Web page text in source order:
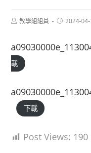
Post教學組組員
Post2024-
載
下載
Post Views: 190